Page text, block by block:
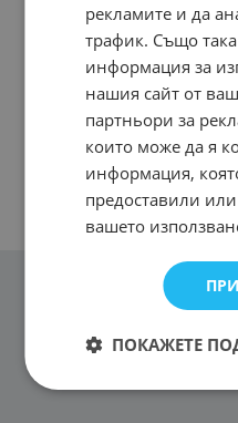
рекламите и да
трафик. Също
информация за
нашия сайт от
партньори за
които може да я
информация,
предоставили
вашето
ПОКАЖЕТЕ